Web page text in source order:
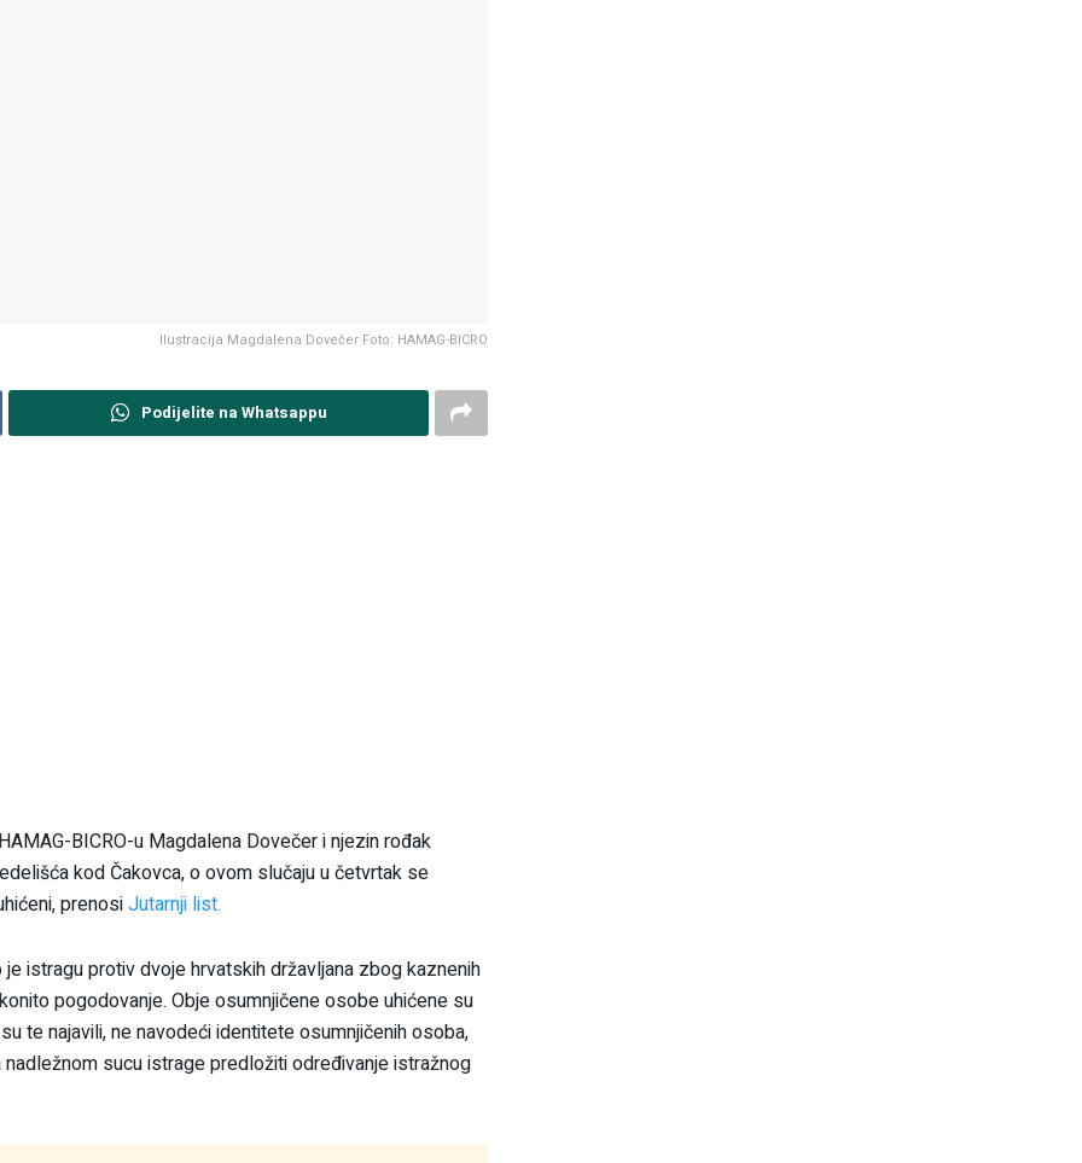
Ilustracija Magdalena Dovečer Foto: HAMAG-BICRO
Podijelite na Whatsappu
BICRO-u Magdalena Dovečer i njezin rođak
kod Čakovca, o ovom slučaju u četvrtak se
prenosiJutarnji list.
istragu protiv dvoje hrvatskih državljana zbog kaznenih
pogodovanje. Obje osumnjičene osobe uhićene su
te najavili, ne navodeći identitete osumnjičenih osoba,
sucu istrage predložiti određivanje istražnog